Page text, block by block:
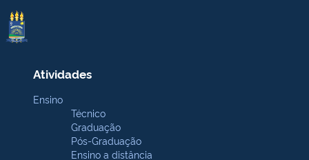
Atividades
Ensino
Técnico
Graduação
Pós-Graduação
Ensino a distância